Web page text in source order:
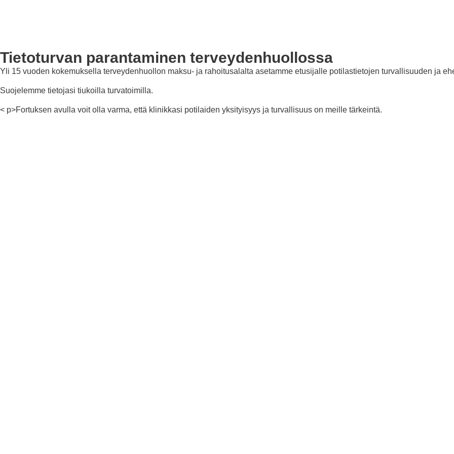
Tietoturvan parantaminen terveydenhuollossa
Yli 15 vuoden kokemuksella terveydenhuollon maksu- ja rahoitusalalta asetamme etusijalle potilastietojen turvallisuuden ja
Suojelemme tietojasi tiukoilla turvatoimilla.
< p>Fortuksen avulla voit olla varma, että klinikkasi potilaiden yksityisyys ja turvallisuus on meille tärkeintä.